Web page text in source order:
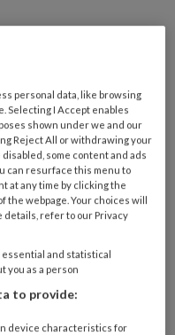
EN
personal data, like browsing
Selecting I Accept enables
shown under we and our
Reject All or withdrawing your
some content and ads
can resurface this menu to
at any time by clicking the
the webpage. Your choices will
details, refer to our Privacy
essential and statistical
you as a person
to provide:
device characteristics for